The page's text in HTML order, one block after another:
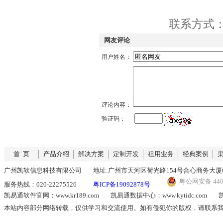
联系方式
网友评论
用户姓名：
评论内容：
验证码：
首 页 产品介绍 解决方案 定制开发 租用业务 经典案例
广州凯软信息科技有限公司
地址:广州市天河区荷光路154号合心商务大厦
服务热线：020-22275526
粤ICP备19092878号
粤公网安备
凯易通软件官网：www.kr189.com
凯易通数据中心：www.kytidc.com
本站内容部分网络转载，仅供学习和交流使用。如有侵犯你的版权，请联系